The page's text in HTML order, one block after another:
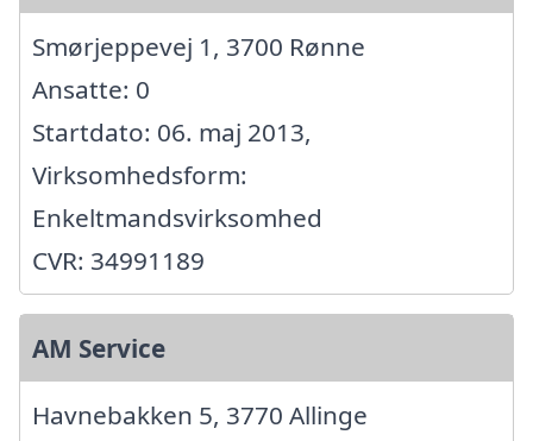
Smørjeppevej 1, 3700 Rønne
Ansatte: 0
Startdato: 06. maj 2013,
Virksomhedsform:
Enkeltmandsvirksomhed
CVR: 34991189
AM Service
Havnebakken 5, 3770 Allinge